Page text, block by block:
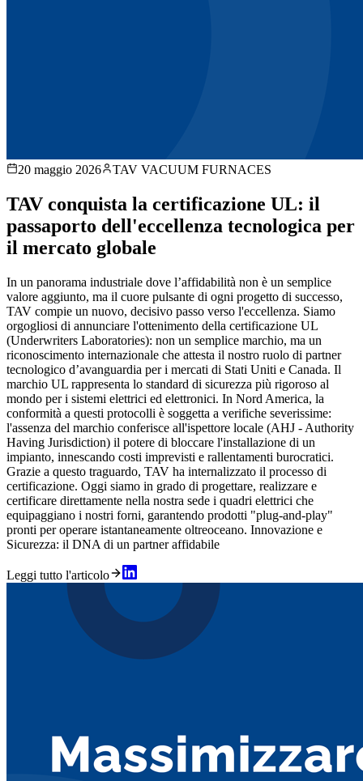
20 maggio 2026 TAV VACUUM FURNACES
TAV conquista la certificazione UL: il
passaporto dell'eccellenza tecnologica per
il mercato globale
In un panorama industriale dove l’affidabilità non è un semplice
valore aggiunto, ma il cuore pulsante di ogni progetto di successo,
TAV compie un nuovo, decisivo passo verso l'eccellenza. Siamo
orgogliosi di annunciare l'ottenimento della certificazione UL
(Underwriters Laboratories): non un semplice marchio, ma un
riconoscimento internazionale che attesta il nostro ruolo di partner
tecnologico d’avanguardia per i mercati di Stati Uniti e Canada. Il
marchio UL rappresenta lo standard di sicurezza più rigoroso al
mondo per i sistemi elettrici ed elettronici. In Nord America, la
conformità a questi protocolli è soggetta a verifiche severissime:
l'assenza del marchio conferisce all'ispettore locale (AHJ - Authority
Having Jurisdiction) il potere di bloccare l'installazione di un
impianto, innescando costi imprevisti e rallentamenti burocratici.
Grazie a questo traguardo, TAV ha internalizzato il processo di
certificazione. Oggi siamo in grado di progettare, realizzare e
certificare direttamente nella nostra sede i quadri elettrici che
equipaggiano i nostri forni, garantendo prodotti "plug-and-play"
pronti per operare istantaneamente oltreoceano. Innovazione e
Sicurezza: il DNA di un partner affidabile
Leggi tutto l'articolo